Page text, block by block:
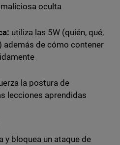
oculta
utiliza las 5W (quién, qué,
además de cómo contener
la postura de
lecciones aprendidas
y bloquea un ataque de